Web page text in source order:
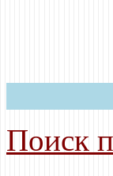
Поиск